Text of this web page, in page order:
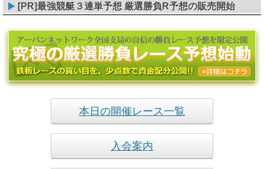
[PR]最強競艇３連単予想 厳選勝負R予想の販売開始
本日の開催レース一覧
入会案内